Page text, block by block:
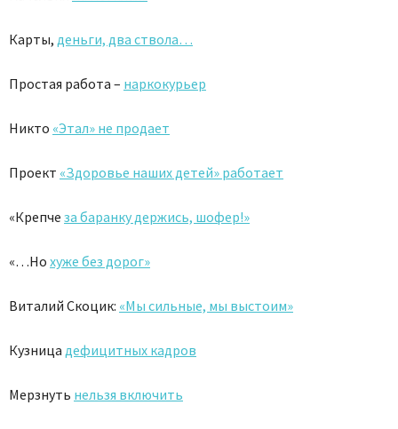
Карты, деньги, два ствола…
Простая работа – наркокурьер
Никто «Этал» не продает
Проект «Здоровье наших детей» работает
«Крепче за баранку держись, шофер!»
«…Но хуже без дорог»
Виталий Скоцик: «Мы сильные, мы выстоим»
Кузница дефицитных кадров
Мерзнуть нельзя включить